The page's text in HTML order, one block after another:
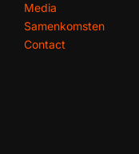
Media
Samenkomsten
Contact